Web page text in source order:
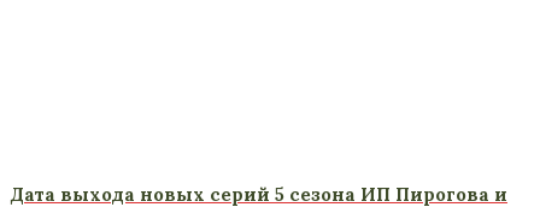
Дата выхода новых серий 5 сезона ИП Пирогова и